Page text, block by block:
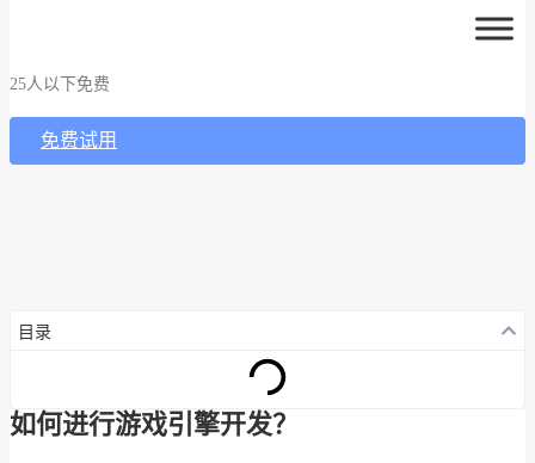
25人以下免费
免费试用
目录
如何进行游戏引擎开发？